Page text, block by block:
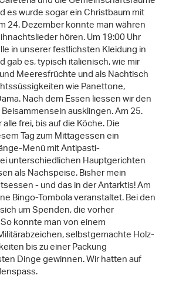
es wurde sogar ein Christbaum mit
24. Dezember konnte man währen
hören. Um 19:00 Uhr
in unserer festlichsten Kleidung in
gab es, typisch italienisch, wie mir
Meeresfrüchte und als Nachtisch
wie Panettone,
Nach dem Essen liessen wir den
ausklingen. Am 25.
frei, bis auf die Köche. Die
Tag zum Mittagessen ein
Menü mit Antipasti-
unterschiedlichen Hauptgerichten
als Nachspeise. Bisher mein
- und das in der Antarktis! Am
Bingo-Tombola veranstaltet. Bei den
um Spenden, die vorher
konnte man von einem
selbstgemachte Holz-
bis zu einer Packung
Dinge gewinnen. Wir hatten auf